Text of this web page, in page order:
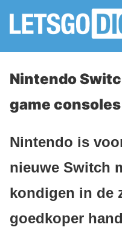
Nintendo
game
Nintendo is
nieuwe Switch
kondigen in de
goedkoper